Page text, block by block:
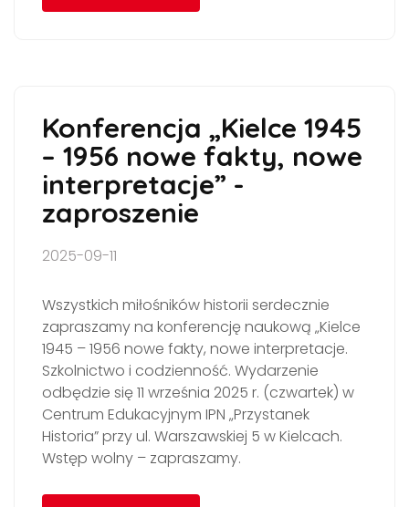
Konferencja „Kielce 1945
– 1956 nowe fakty, nowe
interpretacje” -
zaproszenie
2025-09-11
Wszystkich miłośników historii serdecznie
zapraszamy na konferencję naukową „Kielce
1945 – 1956 nowe fakty, nowe interpretacje.
Szkolnictwo i codzienność. Wydarzenie
odbędzie się 11 września 2025 r. (czwartek) w
Centrum Edukacyjnym IPN „Przystanek
Historia” przy ul. Warszawskiej 5 w Kielcach.
Wstęp wolny – zapraszamy.